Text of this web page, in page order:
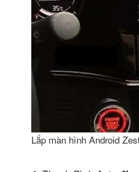
Lắp màn hình Android